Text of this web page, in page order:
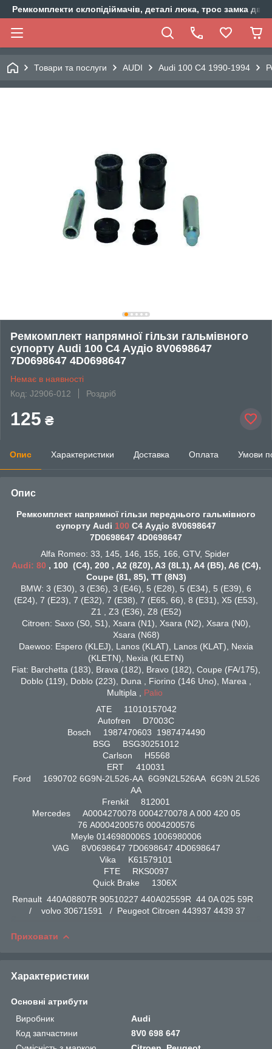
Ремкомплекти склопідіймачів, деталі люка, трос замка
Товари та послуги AUDI Audi 100 C4 1990-1994
Ремкомплект напрямної гільзи гальмівного
супорту Audi 100 C4 Аудіо 8V0698647
7D0698647 4D0698647
Немає в наявності
Код: J2906-012
Роздріб
125 ₴
Опис Характеристики Доставка Оплата Умови
Опис
Ремкомплект напрямної гільзи переднього гальмівного
супорту Audi 100 C4 Аудіо 8V0698647
7D0698647 4D0698647
Alfa Romeo: 33, 145, 146, 155, 166, GTV, Spider
Audi: 80 , 100 (C4), 200 , A2 (8Z0), A3 (8L1), A4 (B5), A6 (C4),
Coupe (81, 85), TT (8N3)
BMW: 3 (E30), 3 (E36), 3 (E46), 5 (E28), 5 (E34), 5 (E39), 6
(E24), 7 (E23), 7 (E32), 7 (E38), 7 (E65, 66), 8 (E31), X5 (E53),
Z1 , Z3 (E36), Z8 (E52)
Citroen: Saxo (S0, S1), Xsara (N1), Xsara (N2), Xsara (N0),
Xsara (N68)
Daewoo: Espero (KLEJ), Lanos (KLAT), Lanos (KLAT), Nexia
(KLETN), Nexia (KLETN)
Fiat: Barchetta (183), Brava (182), Bravo (182), Coupe (FA/175),
Doblo (119), Doblo (223), Duna , Fiorino (146 Uno), Marea ,
Multipla , Palio
ATE 11010157042
Autofren D7003C
Bosch 1987470603 1987474490
BSG BSG30251012
Carlson H5568
ERT 410031
Ford 1690702 6G9N-2L526-AA 6G9N2L526AA 6G9N 2L526
AA
Frenkit 812001
Mercedes A0004270078 0004270078 A 000 420 05
76 A0004200576 0004200576
Meyle 0146980006S 1006980006
VAG 8V0698647 7D0698647 4D0698647
Vika K61579101
FTE RKS0097
Quick Brake 1306X
Renault 440A08807R 90510227 440A02559R 44 0A 025 59R
/ volvo 30671591 / Peugeot Citroen 443937 4439 37
Приховати
Характеристики
Основні атрибути
Виробник
Audi
Код запчастини
8V0 698 647